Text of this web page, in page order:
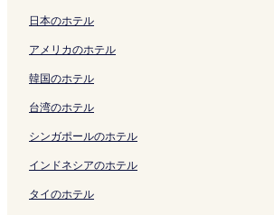
ク
a
A
l
I
n
c
u
i
s
v
の
ペ
ー
ジ
開
リ
a
B
a
c
h
R
s
r
ジ
開
リ
ン
ク
ク
a
の
ー
ジ
を
開
リ
ク
l
I
c
l
u
s
v
の
開
リ
ク
a
a
l
a
n
b
I
G
ー
を
く
リ
ン
ク
e
の
ー
ジ
を
開
リ
ク
e
c
T
o
w
e
H
t
e
の
ー
ジ
を
開
リ
ク
c
H
t
e
l
の
ー
を
u
a
ペ
ー
ジ
を
く
ン
日本のホテル
アメリカのホテル
韓国のホテル
台湾のホテル
シンガポールのホテル
インドネシアのホテル
タイのホテル